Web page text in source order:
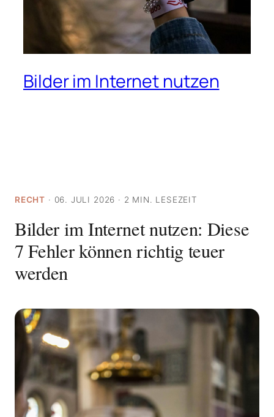
Bilder im Internet nutzen
RECHT · 06. JULI 2026 · 2 MIN. LESEZEIT
Bilder im Internet nutzen: Diese
7 Fehler können richtig teuer
werden